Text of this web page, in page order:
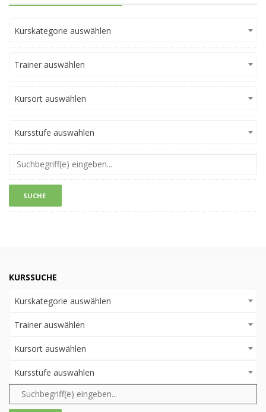
Kurskategorie auswählen
Trainer auswählen
Kursort auswählen
Kursstufe auswählen
KURSSUCHE
Kurskategorie auswählen
Trainer auswählen
Kursort auswählen
Kursstufe auswählen